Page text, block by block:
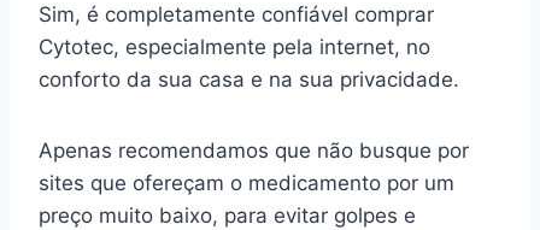
Sim, é completamente confiável comprar
Cytotec, especialmente pela internet, no
conforto da sua casa e na sua privacidade.
Apenas recomendamos que não busque por
sites que ofereçam o medicamento por um
preço muito baixo, para evitar golpes e